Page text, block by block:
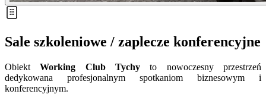
Sale szkoleniowe / zaplecze konferencyjne
ObiektWorking Club Tychy to nowoczesny przestrzeń
dedykowana profesjonalnym spotkaniom biznesowym i
konferencyjnym.